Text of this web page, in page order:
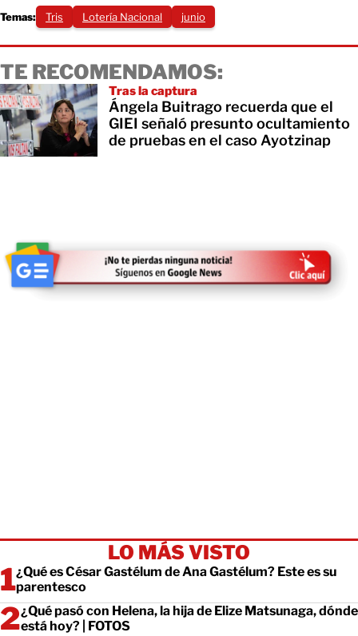
Temas: Tris Lotería Nacional junio
TE RECOMENDAMOS:
Tras la captura
Ángela Buitrago recuerda que el
GIEI señaló presunto ocultamiento
de pruebas en el caso Ayotzinap
LO MÁS VISTO
¿Qué es César Gastélum de Ana Gastélum? Este es su
parentesco
¿Qué pasó con Helena, la hija de Elize Matsunaga, dónde
está hoy? | FOTOS